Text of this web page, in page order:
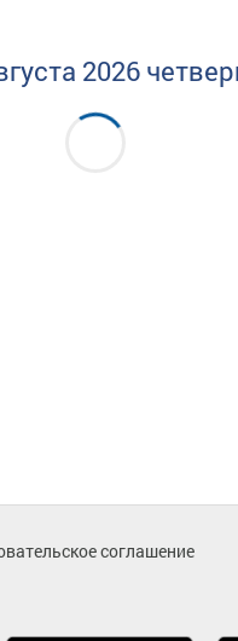
2026
соглашение